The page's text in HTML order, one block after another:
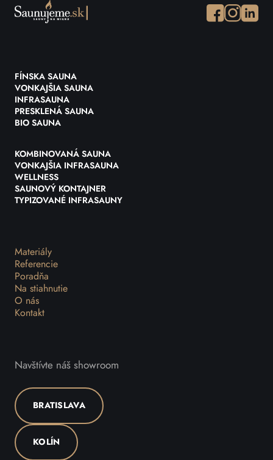
Facebook
Instagram
FÍNSKA SAUNA
VONKAJŠIA SAUNA
INFRASAUNA
PRESKLENÁ SAUNA
BIO SAUNA
KOMBINOVANÁ SAUNA
VONKAJŠIA INFRASAUNA
WELLNESS
SAUNOVÝ KONTAJNER
TYPIZOVANÉ INFRASAUNY
Materiály
Referencie
Poradňa
Na stiahnutie
O nás
Kontakt
Navštívte náš showroom
BRATISLAVA
KOLÍN